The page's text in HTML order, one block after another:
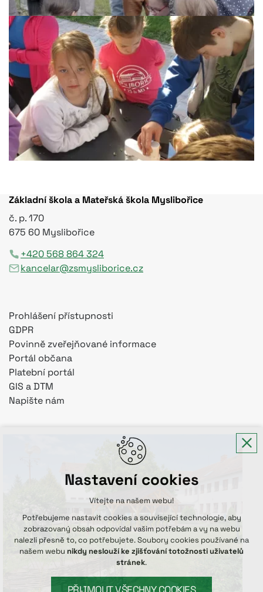
Základní škola a Mateřská škola Myslibořice
č. p. 170
675 60 Myslibořice
+420 568 864 324
kancelar@zsmysliborice.cz
Prohlášení přístupnosti
GDPR
Povinně zveřejňované informace
Portál občana
Platební portál
GIS a DTM
Napište nám
Nastavení cookies
Vítejte na našem webu!
Potřebujeme nastavit cookies a související technologie, aby
zobrazovaný obsah odpovídal vašim potřebám a vy na webu
nalezli přesně to, co potřebujete. Soubory cookies používané na
našem webu nikdy neslouží ke zjišťování totožnosti uživatelů
stránek.
PŘIJMOUT VŠECHNY COOKIES